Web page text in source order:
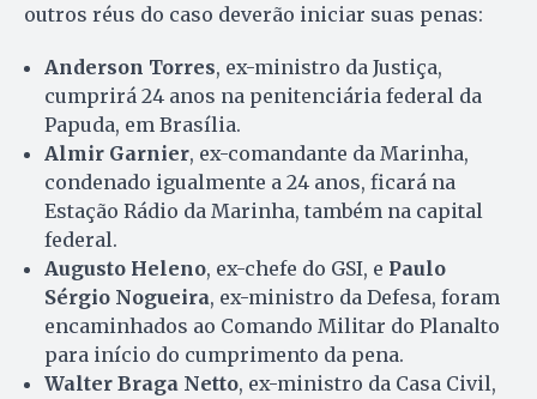
outros réus do caso deverão iniciar suas penas:
Anderson Torres, ex-ministro da Justiça,
cumprirá 24 anos na penitenciária federal da
Papuda, em Brasília.
Almir Garnier, ex-comandante da Marinha,
condenado igualmente a 24 anos, ficará na
Estação Rádio da Marinha, também na capital
federal.
Augusto Heleno, ex-chefe do GSI, e Paulo
Sérgio Nogueira, ex-ministro da Defesa, foram
encaminhados ao Comando Militar do Planalto
para início do cumprimento da pena.
Walter Braga Netto, ex-ministro da Casa Civil,